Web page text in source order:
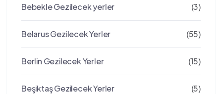
Bebekle Gezilecek yerler (3)
Belarus Gezilecek Yerler (55)
Berlin Gezilecek Yerler (15)
Beşiktaş Gezilecek Yerler (5)